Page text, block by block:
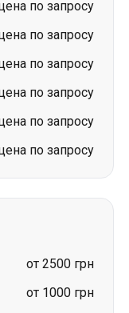
по запросу
по запросу
по запросу
по запросу
по запросу
по запросу
от 2500 грн
от 1000 грн